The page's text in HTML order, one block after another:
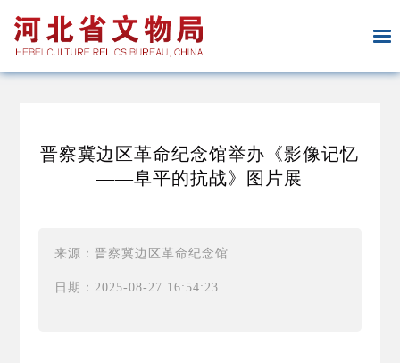
晋察冀边区革命纪念馆举办《影像记忆
——阜平的抗战》图片展
来源：晋察冀边区革命纪念馆
日期：2025-08-27 16:54:23